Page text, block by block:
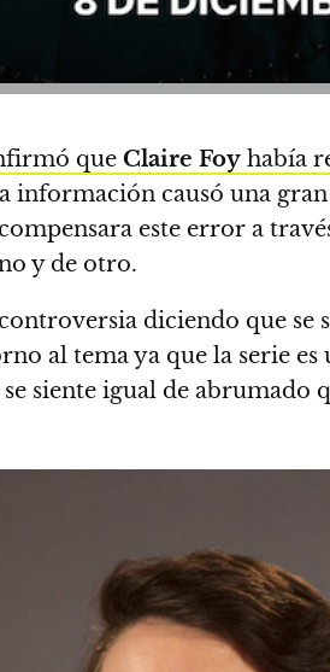
que Claire Foy había
información causó una
este error a
y de otro.
diciendo que
al tema ya que la serie
se siente igual de abrumado